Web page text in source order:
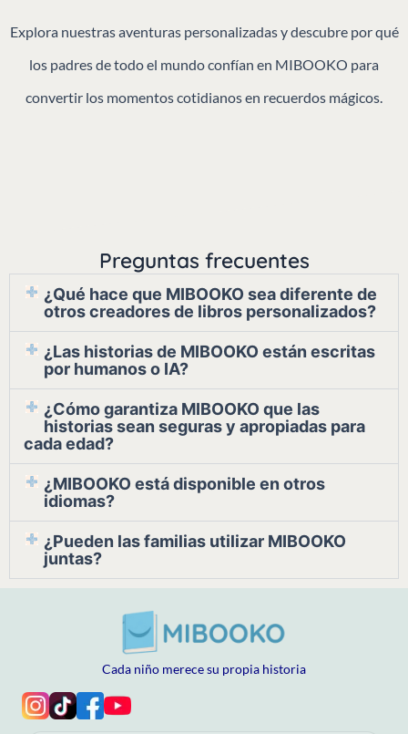
Explora nuestras aventuras personalizadas y descubre por qué
los padres de todo el mundo confían en MIBOOKO para
convertir los momentos cotidianos en recuerdos mágicos.
Preguntas frecuentes
¿Qué hace que MIBOOKO sea diferente de
otros creadores de libros personalizados?
¿Las historias de MIBOOKO están escritas
por humanos o IA?
¿Cómo garantiza MIBOOKO que las
historias sean seguras y apropiadas para
cada edad?
¿MIBOOKO está disponible en otros
idiomas?
¿Pueden las familias utilizar MIBOOKO
juntas?
Cada niño merece su propia historia